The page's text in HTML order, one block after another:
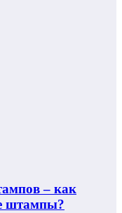
– как
штампы?